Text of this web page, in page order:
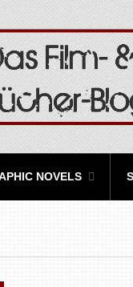
NOVELS